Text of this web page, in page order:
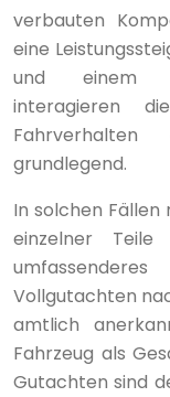
verbauten
eine
und einem
interagieren
grundlegend.
In solchen
einzelner
Vollgutachten
amtlich
Fahrzeug als
Gutachten sind